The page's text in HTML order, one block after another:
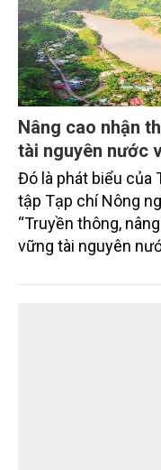
Nâng cao nhận
tài nguyên nước
Đó là phát biểu của
tập Tạp chí Nông
“Truyền thông,
vững tài nguyên
trường phối hợp với